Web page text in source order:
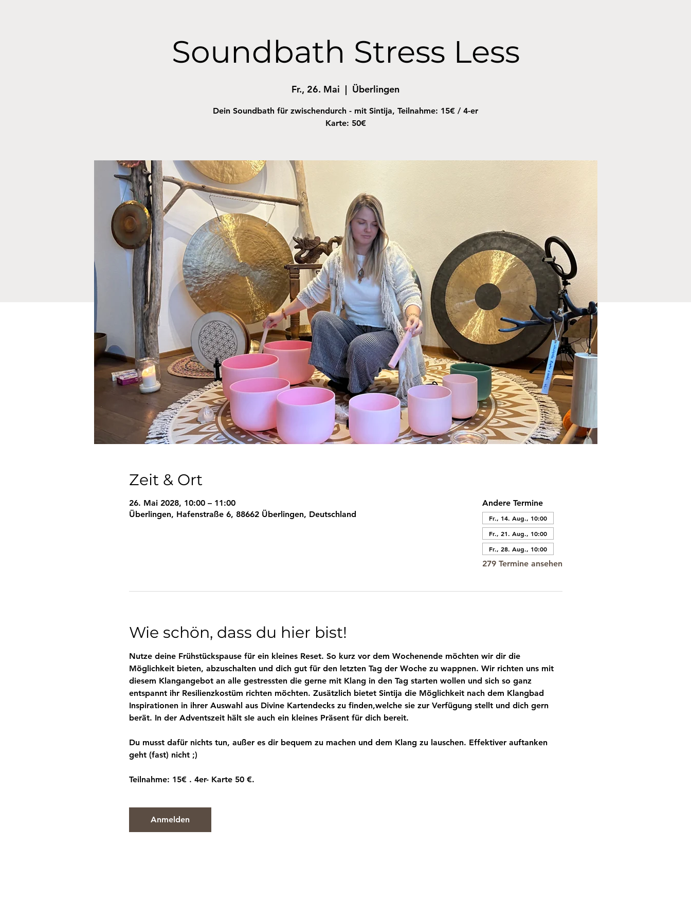
Soundbath Stress Less
Fr., 26. Mai
  |
Überlingen
Dein Soundbath für zwischendurch - mit Sintija, Teilnahme: 15€ / 4-er
Karte: 50€
Zeit & Ort
26. Mai 2028, 10:00 – 11:00
Überlingen, Hafenstraße 6, 88662 Überlingen, Deutschland
Andere Termine
Fr., 14. Aug., 10:00
Fr., 21. Aug., 10:00
Fr., 28. Aug., 10:00
279 Termine ansehen
Wie schön, dass du hier bist!
Nutze deine Frühstückspause für ein kleines Reset. So kurz vor dem Wochenende möchten wir dir die
Möglichkeit bieten, abzuschalten und dich gut für den letzten Tag der Woche zu wappnen. Wir richten uns mit
diesem Klangangebot an alle gestressten die gerne mit Klang in den Tag starten wollen und sich so ganz
entspannt ihr Resilienzkostüm richten möchten. Zusätzlich bietet Sintija die Möglichkeit nach dem Klangbad
Inspirationen in ihrer Auswahl aus Divine Kartendecks zu finden,welche sie zur Verfügung stellt und dich gern
berät. In der Adventszeit hält sIe auch ein kleines Präsent für dich bereit.
Du musst dafür nichts tun, außer es dir bequem zu machen und dem Klang zu lauschen. Effektiver auftanken
geht (fast) nicht ;)
Teilnahme: 15€ . 4er- Karte 50 €.
Anmelden